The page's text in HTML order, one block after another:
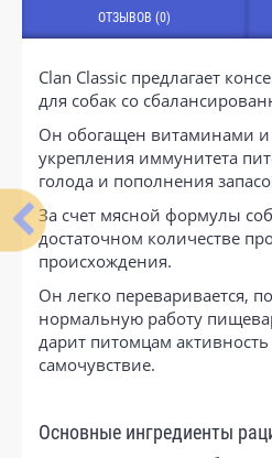
ОТЗЫВОВ (0)
Clan Classic предлагает
для собак со
Он обогащен витаминами
укрепления иммунитета
голода и пополнения
За счет мясной формулы
достаточном количестве
происхождения.
Он легко переваривается,
нормальную работу
дарит питомцам
самочувствие.
Основные ингредиенты